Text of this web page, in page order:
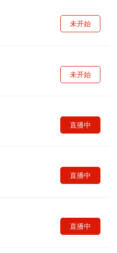
未开始
未开始
直播中
直播中
直播中